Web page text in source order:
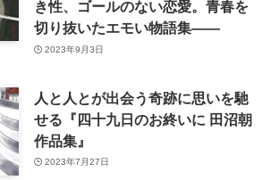
き性、ゴールのない恋愛。青春を
切り抜いたエモい物語集――
2023年9月3日
人と人とが出会う奇跡に思いを馳
せる『四十九日のお終いに 田沼朝
作品集』
2023年7月27日